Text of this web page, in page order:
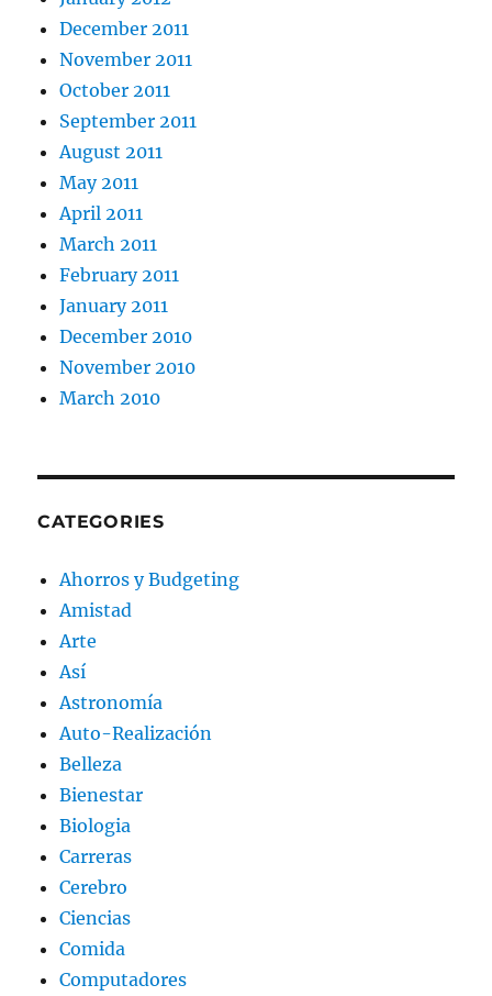
December 2011
November 2011
October 2011
September 2011
August 2011
May 2011
April 2011
March 2011
February 2011
January 2011
December 2010
November 2010
March 2010
CATEGORIES
Ahorros y Budgeting
Amistad
Arte
Así
Astronomía
Auto-Realización
Belleza
Bienestar
Biologia
Carreras
Cerebro
Ciencias
Comida
Computadores